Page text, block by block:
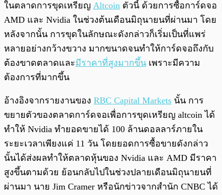
ในตลาดการขุดเหรียญ Altcoin ตัวนี้ ด้วยการซื้อการ์ดจอ
AMD และ Nvidia ในช่วงต้นเดือนมิถุนายนที่ผ่านมา โดย
หลังจากนั้น การขุดในลักษณะดังกล่าวก็เริ่มเป็นที่แพร่
หลายอย่างกว้างขวาง มากขนาดจนทำให้การ์ดจอถึงกับ
ต้องขาดตลาดและมีราคาที่สูงมากขึ้น เพราะมีความ
ต้องการที่มากขึ้น
อ้างอิงจากรายงานของ RBC Capital Markets นั้น การ
ขยายตัวของตลาดการ์ดจอเพื่อการขุดเหรียญ altcoin ได้
ทำให้ Nvidia ทำยอดขายได้ 100 ล้านดอลลาร์ภายใน
ระยะเวลาเพียงแค่ 11 วัน โดยยอดการซื้อขายดังกล่าว
นั้นได้ส่งผลทำให้ตลาดหุ้นของ Nvidia และ AMD มีราคา
สูงขึ้นตามด้วย ย้อนกลับไปในช่วงปลายเดือนมิถุนายนที่
ผ่านมา นาย Jim Cramer หรือนักข่าวจากสำนัก CNBC ได้